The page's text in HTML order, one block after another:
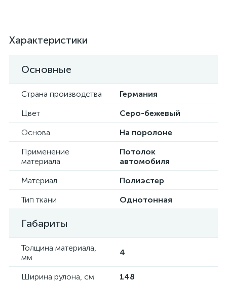
Характеристики
Основные
Страна производства
Германия
Цвет
Серо-бежевый
Основа
На поролоне
Применение
материала
Потолок
автомобиля
Материал
Полиэстер
Тип ткани
Однотонная
Габариты
Толщина материала,
мм
4
Ширина рулона, см 148